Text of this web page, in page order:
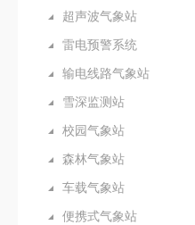
超声波气象站
雷电预警系统
输电线路气象站
雪深监测站
校园气象站
森林气象站
车载气象站
便携式气象站